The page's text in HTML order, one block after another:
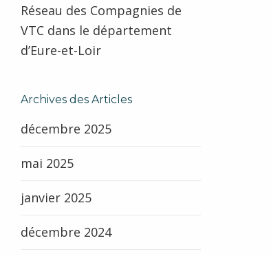
Réseau des Compagnies de
VTC dans le département
d’Eure-et-Loir
Archives des Articles
décembre 2025
mai 2025
janvier 2025
décembre 2024